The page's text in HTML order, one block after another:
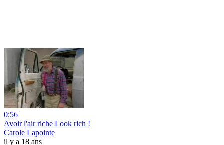
0:56
Avoir l'air riche Look rich !
Carole Lapointe
il y a 18 ans